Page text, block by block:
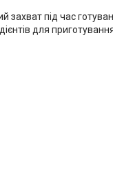
під час
для